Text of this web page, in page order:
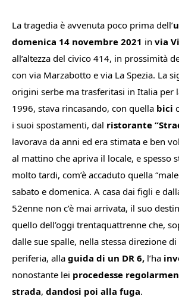
La tragedia è avvenuta poco prima dell’
domenica 14 novembre 2021 in via
all’altezza del civico 414, in prossimità
con via Marzabotto e via La Spezia. La
origini serbe ma trasferitasi in Italia per
1996, stava rincasando, con quella bici
i suoi spostamenti, dal ristorante
lavorava da anni ed era stimata e ben
al mattino che apriva il locale, e spesso
molto tardi, com’è accaduto quella
sabato e domenica. A casa dai figli e
52enne non c’è mai arrivata, il suo
quello dell’oggi trentaquattrenne che,
dalle sue spalle, nella stessa direzione
periferia, alla guida di un DR 6, l’ha
nonostante lei procedesse
strada, dandosi poi alla fuga.